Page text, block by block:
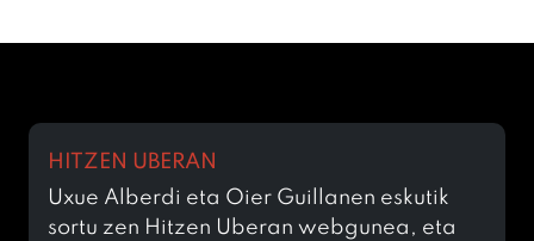
HITZEN UBERAN
Uxue Alberdi eta Oier Guillanen eskutik
sortu zen Hitzen Uberan webgunea, eta